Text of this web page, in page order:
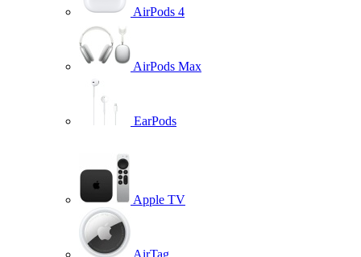
AirPods 4
AirPods Max
EarPods
Apple TV